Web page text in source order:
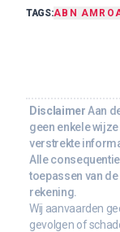
TAGS:ABN AMRO
Disclaimer Aan
geen enkele
verstrekte
Alle
toepassen van
rekening.
Wij aanvaarden
gevolgen of